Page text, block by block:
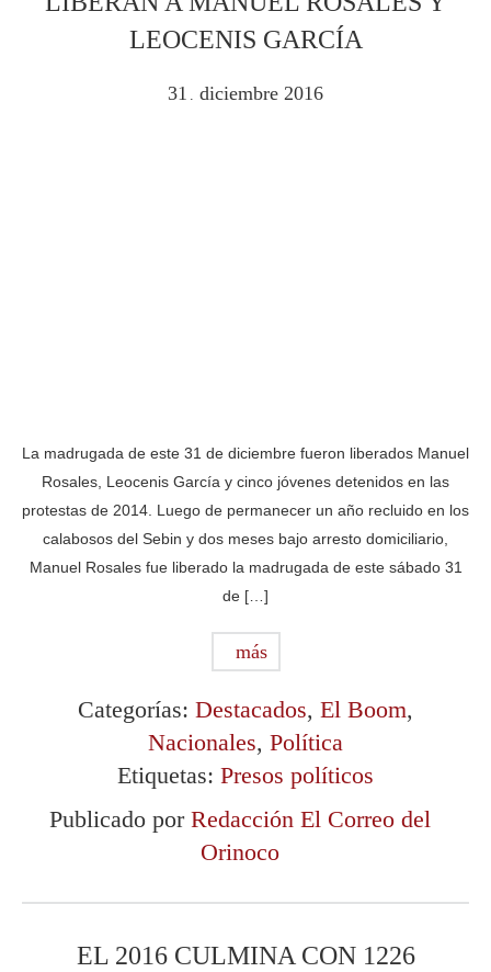
LEOCENIS GARCÍA
31 . diciembre 2016
La madrugada de este 31 de diciembre fueron liberados Manuel
Rosales, Leocenis García y cinco jóvenes detenidos en las
protestas de 2014. Luego de permanecer un año recluido en los
calabosos del Sebin y dos meses bajo arresto domiciliario,
Manuel Rosales fue liberado la madrugada de este sábado 31
de […]
más
Categorías: Destacados, El Boom,
Nacionales, Política
Etiquetas: Presos políticos
Publicado por Redacción El Correo del
Orinoco
EL 2016 CULMINA CON 1226